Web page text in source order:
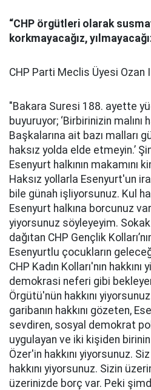
“CHP örgütleri olarak
korkmayacağız,
CHP Parti Meclis Üyesi Ozan
"Bakara Suresi 188. ayette
buyuruyor; ‘Birbirinizin malını
Başkalarına ait bazı malları
haksız yolda elde etmeyin.’
Esenyurt halkının makamını
Haksız yollarla Esenyurt'un
bile günah işliyorsunuz. Kul
Esenyurt halkına borcunuz
yiyorsunuz söyleyeyim.
dağıtan CHP Gençlik
Esenyurtlu çocukların
CHP Kadın Kolları'nın hakkını
demokrasi neferi gibi
Örgütü'nün hakkını
garibanın hakkını gözeten,
sevdiren, sosyal demokrat
uygulayan ve iki kişiden
Özer'in hakkını yiyorsunuz.
hakkını yiyorsunuz. Sizin
üzerinizde borç var. Peki